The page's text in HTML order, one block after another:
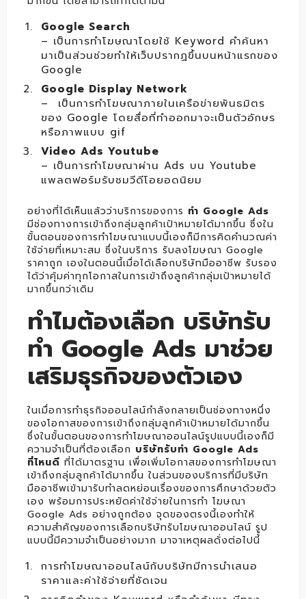
Google Search
– เป็นการทำโฆษณาโดยใช้ Keyword คำค้นหา
มาเป็นส่วนช่วยทำให้เว็บปรากฏขึ้นบนหน้าแรกของ
Google
Google Display Network
– เป็นการทำโฆษณาภายในเครือข่ายพันธมิตร
ของ Google โดยสื่อที่ทำออกมาจะเป็นตัวอักษร
หรือภาพแบบ gif
Video Ads Youtube
– เป็นการทำโฆษณาผ่าน Ads บน Youtube
แพลตฟอร์มรับชมวีดีโอยอดนิยม
อย่างที่ได้เห็นแล้วว่าบริการของการ ทำ Google Ads
มีช่องทางการเข้าถึงกลุ่มลูกค้าเป้าหมายได้มากขึ้น ซึ่งใน
ขั้นตอนของการทำโฆษณาแบบนี้เองก็มีการคิดคำนวณค่า
ใช้จ่ายที่เหมาะสม ซึ่งในบริการ รับลงโฆษณา Google
ราคาถูก เองในตอนนี้เมื่อได้เลือกบริษัทมืออาชีพ รับรอง
ได้ว่าคุ้มค่าทุกโอกาสในการเข้าถึงลูกค้ากลุ่มเป้าหมายได้
มากขึ้นกว่าเดิม
ทำไมต้องเลือก บริษัทรับ
ทำ Google Ads มาช่วย
เสริมธุรกิจของตัวเอง
ในเมื่อการทำธุรกิจออนไลน์กำลังกลายเป็นช่องทางหนึ่ง
ของโอกาสของการเข้าถึงกลุ่มลูกค้าเป้าหมายได้มากขึ้น
ซึ่งในขั้นตอนของการทำโฆษณาออนไลน์รูปแบบนี้เองก็มี
ความจำเป็นที่ต้องเลือก บริษัทรับทำ Google Ads
ที่ไหนดี ที่ได้มาตรฐาน เพื่อเพิ่มโอกาสของการทำโฆษณา
เข้าถึงกลุ่มลูกค้าได้มากขึ้น ในส่วนของบริการที่มีบริษัท
มืออาชีพเข้ามารับทำลดหย่อนเรื่องของการศึกษาด้วยตัว
เอง พร้อมการประหยัดค่าใช้จ่ายในการทำ โฆษณา
Google Ads อย่างถูกต้อง จุดของตรงนี้เองทำให้
ความสำคัญของการเลือกบริษัทรับโฆษณาออนไลน์ รูป
แบบนี้มีความจำเป็นอย่างมาก มาจาเหตุผลดั่งต่อไปนี้
การทำโฆษณาออนไลน์กับบริษัทมีการนำเสนอ
ราคาและค่าใช้จ่ายที่ชัดเจน